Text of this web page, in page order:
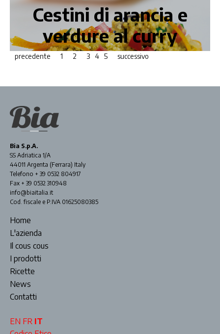
Cestini di arancia e
verdure al curry
precedente 1 2 3 4 5 successivo
Bia S.p.A.
SS Adriatica 1/A
44011 Argenta (Ferrara) Italy
Telefono + 39 0532 804917
Fax + 39 0532 310948
info@biaitalia.it
Cod. fiscale e P.IVA 01625080385
Home
L'azienda
Il cous cous
I prodotti
Ricette
News
Contatti
EN FR IT